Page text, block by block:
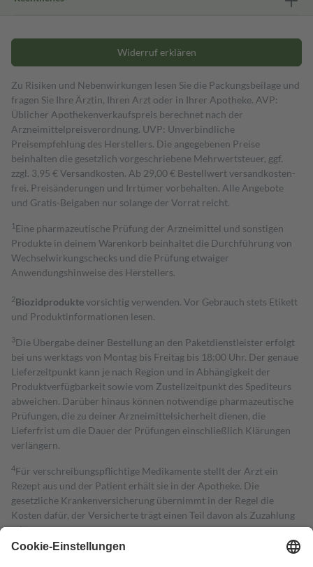
Widerruf erklären
Zu Risiken und Nebenwirkungen lesen Sie die Packungsbeilage und
fragen Sie Ihre Ärztin, Ihren Arzt oder in Ihrer Apotheke. AVP:
Üblicher Apothekenverkaufspreis berechnet nach der
Arzneimittelpreisverordnung. UVP: Unverbindliche
Preisempfehlung des Herstellers. Die angegebenen Preise
beinhalten die gesetzlich vorgeschriebene Mehrwertsteuer, ggf.
zzgl. 3,95 € Versandkosten. Ab 29,00 € Bestell­wert versand­kosten­
frei. Preisänderungen und Irrtümer vorbehalten. Alle Angebote
und Gratis-Beigaben nur solange der Vorrat reicht.
1 Eine pharmazeutische Prüfung der Arzneimittel und sonstigen
Produkte in deinem Warenkorb beinhaltet die Durchführung von
Wechselwirkungschecks und die Prüfung etwaiger
Anwendungshinweise des Herstellers.
2Biozidproduktevorsichtig verwenden. Vor Gebrauch stets Etikett
und Produktinformationen lesen.
3Die Übergabe deiner Bestellung an den Paketdienstleister erfolgt
bei uns werktags von Montag bis Freitag bis 18:00 Uhr. Der genaue
Lieferzeitpunkt kann je nach Region und in Abhängigkeit der
Produktverfügbarkeit sowie vom Zustellzeitpunkt des Spediteurs
abweichen. Darüber hinaus können notwendige pharmazeutische
Prüfungen, die zu deiner Arzneimittelsicherheit dienen, die
Lieferfrist um die Dauer der Prüfungen einschließlich Klärungen
verlängern.
4Für verschreibungspflichtige Medikamente stellt der Arzt ein
Rezept aus und der Patient erhält sie in der Apotheke. Die
gesetzliche Krankenversicherung übernimmt in der Regel die
Kosten dafür, der Versicherte trägt einen Teil davon als Zuzahlung
mit.
Grundsätzlich leisten Mitglieder Zuzahlungen in Höhe von zehn